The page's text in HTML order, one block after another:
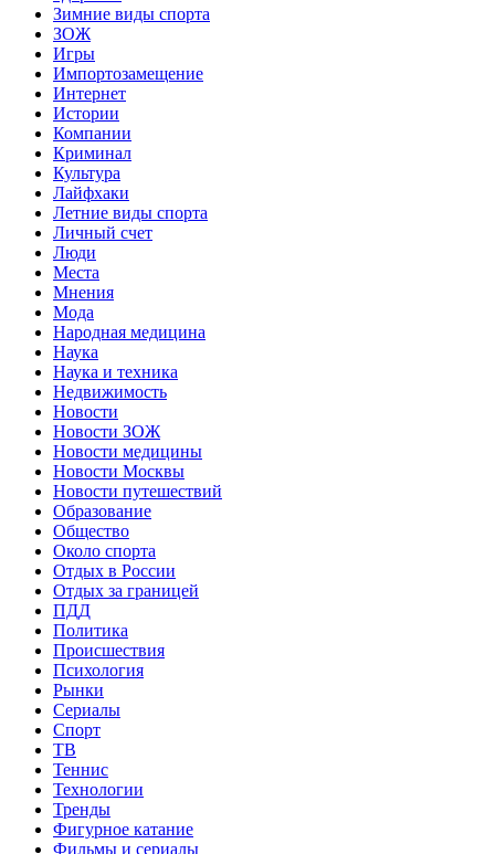
Зимние виды спорта
ЗОЖ
Игры
Импортозамещение
Интернет
Истории
Компании
Криминал
Культура
Лайфхаки
Летние виды спорта
Личный счет
Люди
Места
Мнения
Мода
Народная медицина
Наука
Наука и техника
Недвижимость
Новости
Новости ЗОЖ
Новости медицины
Новости Москвы
Новости путешествий
Образование
Общество
Около спорта
Отдых в России
Отдых за границей
ПДД
Политика
Происшествия
Психология
Рынки
Сериалы
Спорт
ТВ
Теннис
Технологии
Тренды
Фигурное катание
Фильмы и сериалы